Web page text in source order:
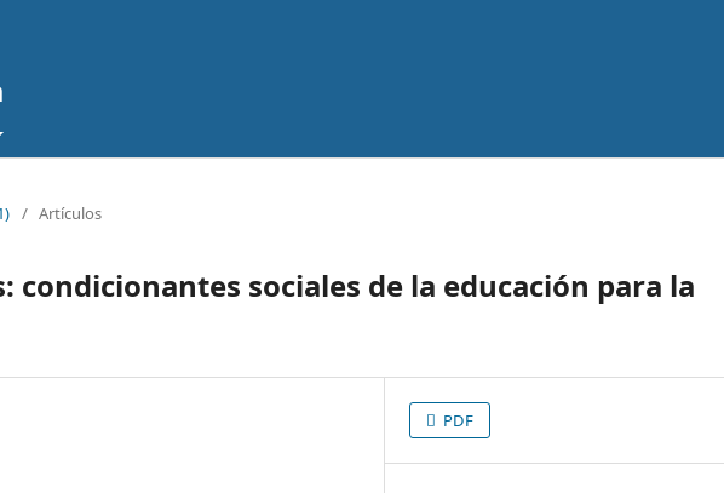
/ Artículos
condicionantes sociales de la educación para la
PDF